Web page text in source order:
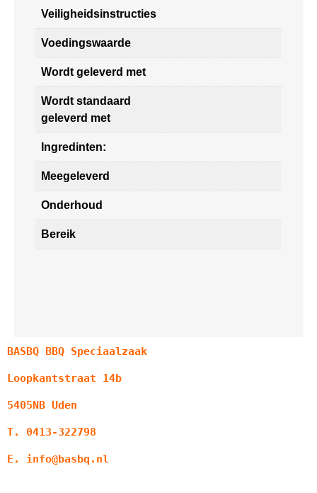
Veiligheidsinstructies
Voedingswaarde
Wordt geleverd met
Wordt standaard
geleverd met
Ingredinten:
Meegeleverd
Onderhoud
Bereik
BASBQ BBQ Speciaalzaak
Loopkantstraat 14b
5405NB Uden
T. 0413-322798
E. info@basbq.nl